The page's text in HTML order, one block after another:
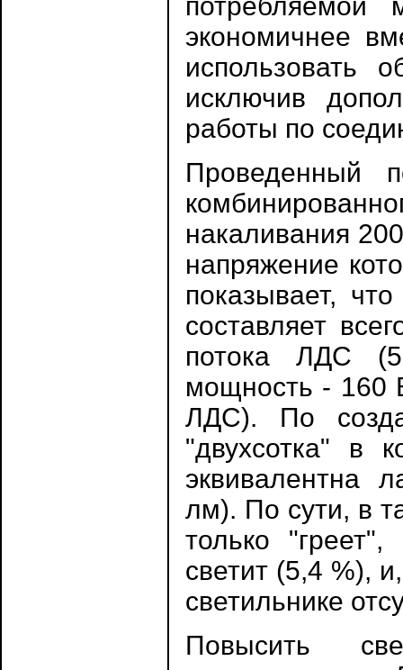
экономичнее
исключив
работы по
Проведенный
накаливания
напряжение
показывает,
составляет
потока ЛДС
мощность - 160
ЛДС). По
"двухсотка" в
эквивалентна
лм). По сути, в
только
светит (5,4 %),
светильнике
Повысить